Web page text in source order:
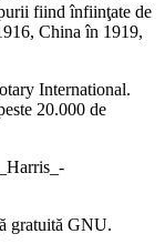
fiind înfiinţate de
China în 1919,
International.
20.000 de
gratuită GNU.